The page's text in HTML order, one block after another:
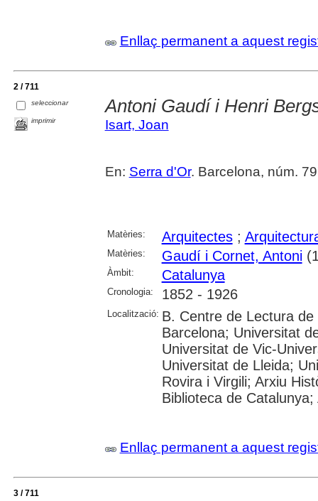
Enllaç permanent a aquest
2 / 711
seleccionar
imprimir
Antoni Gaudí i Henri
Isart, Joan
En: Serra d'Or. Barcelona, núm.
Matèries: Arquitectes;
Matèries: Gaudí i Cornet, Antoni
Àmbit: Catalunya
Cronologia: 1852 - 1926
Localització: B. Centre de Lectura
Barcelona; Universitat
Universitat de Vic-
Universitat de Lleida;
Rovira i Virgili; Arxiu
Biblioteca de
Enllaç permanent a aquest
3 / 711